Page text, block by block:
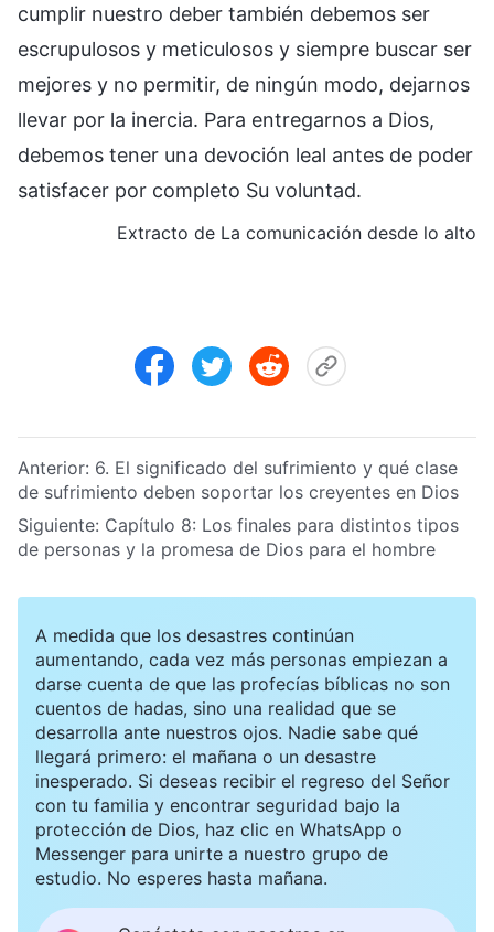
cumplir nuestro deber también debemos ser
escrupulosos y meticulosos y siempre buscar ser
mejores y no permitir, de ningún modo, dejarnos
llevar por la inercia. Para entregarnos a Dios,
debemos tener una devoción leal antes de poder
satisfacer por completo Su voluntad.
Extracto de La comunicación desde lo alto
Anterior: 6. El significado del sufrimiento y qué clase
de sufrimiento deben soportar los creyentes en Dios
Siguiente: Capítulo 8: Los finales para distintos tipos
de personas y la promesa de Dios para el hombre
A medida que los desastres continúan
aumentando, cada vez más personas empiezan a
darse cuenta de que las profecías bíblicas no son
cuentos de hadas, sino una realidad que se
desarrolla ante nuestros ojos. Nadie sabe qué
llegará primero: el mañana o un desastre
inesperado. Si deseas recibir el regreso del Señor
con tu familia y encontrar seguridad bajo la
protección de Dios, haz clic en WhatsApp o
Messenger para unirte a nuestro grupo de
estudio. No esperes hasta mañana.